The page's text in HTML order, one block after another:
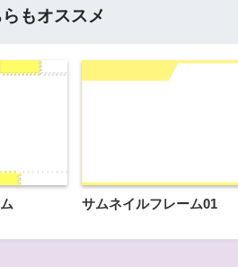
もオススメ
サムネイルフレーム01